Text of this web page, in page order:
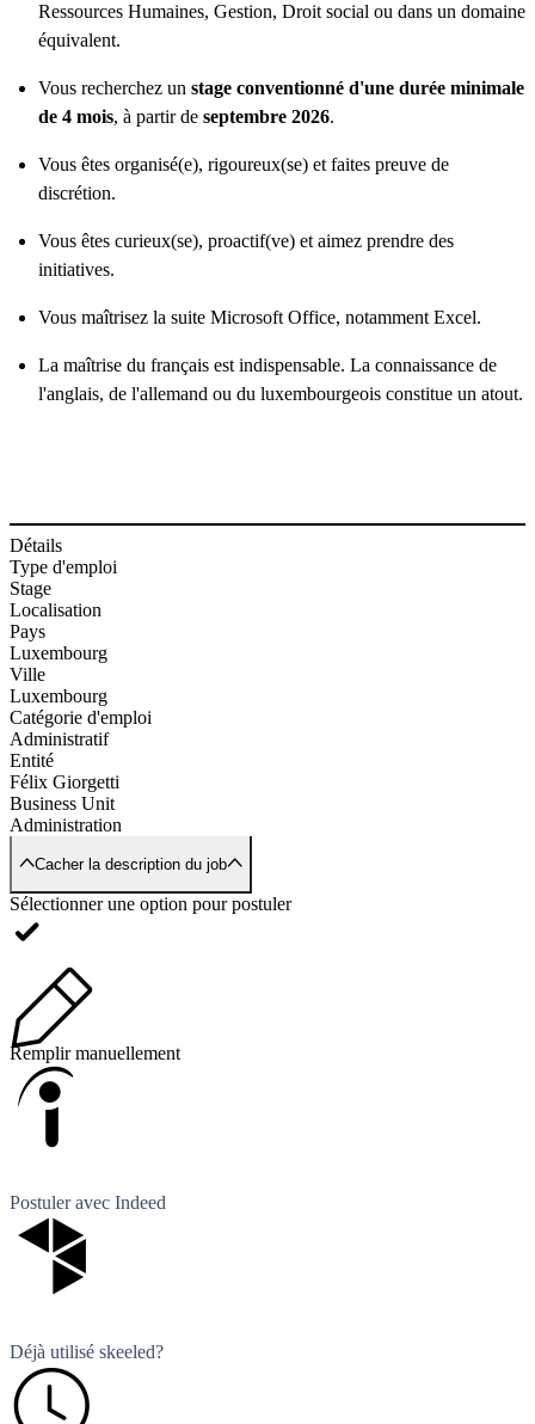
Ressources Humaines, Gestion, Droit social ou dans un domaine
équivalent.
Vous recherchez un stage conventionné d'une durée minimale
de 4 mois, à partir de septembre 2026.
Vous êtes organisé(e), rigoureux(se) et faites preuve de
discrétion.
Vous êtes curieux(se), proactif(ve) et aimez prendre des
initiatives.
Vous maîtrisez la suite Microsoft Office, notamment Excel.
La maîtrise du français est indispensable. La connaissance de
l'anglais, de l'allemand ou du luxembourgeois constitue un atout.
Détails
Type d'emploi
Stage
Localisation
Pays
Luxembourg
Ville
Luxembourg
Catégorie d'emploi
Administratif
Entité
Félix Giorgetti
Business Unit
Administration
Cacher la description du job
Sélectionner une option pour postuler
Remplir manuellement
Postuler avec Indeed
Déjà utilisé skeeled?